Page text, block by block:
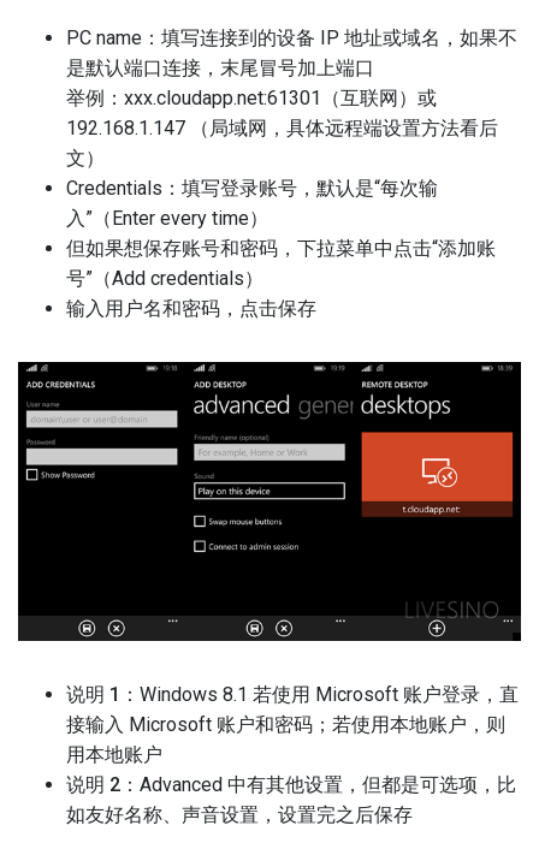
PC name：填写连接到的设备 IP 地址或域名，如果不
是默认端口连接，末尾冒号加上端口
举例：xxx.cloudapp.net:61301（互联网）或
192.168.1.147 （局域网，具体远程端设置方法看后
文）
Credentials：填写登录账号，默认是“每次输
入”（Enter every time）
但如果想保存账号和密码，下拉菜单中点击“添加账
号”（Add credentials）
输入用户名和密码，点击保存
说明 1 ：Windows 8.1 若使用 Microsoft 账户登录，直
接输入 Microsoft 账户和密码；若使用本地账户，则
用本地账户
说明 2 ：Advanced 中有其他设置，但都是可选项，比
如友好名称、声音设置，设置完之后保存